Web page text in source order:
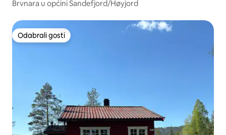
Brvnara u općini Sandefjord/Høyjord
Odabrali gosti
Odabrali gosti